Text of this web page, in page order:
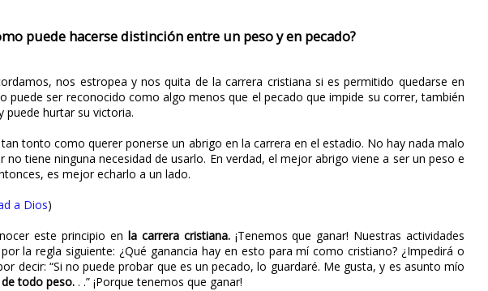
puede hacerse distinción entre un peso y en pecado?
nos estropea y nos quita de la carrera cristiana si es permitido quedarse en
puede ser reconocido como algo menos que el pecado que impide su correr, también
puede hurtar su victoria.
tonto como querer ponerse un abrigo en la carrera en el estadio. No hay nada malo
tiene ninguna necesidad de usarlo. En verdad, el mejor abrigo viene a ser un peso e
es mejor echarlo a un lado.
a Dios)
este principio en la carrera cristiana.¡Tenemos que ganar! Nuestras actividades
la regla siguiente: ¿Qué ganancia hay en esto para mí como cristiano? ¿Impedirá o
decir: “Si no puede probar que es un pecado, lo guardaré. Me gusta, y es asunto mío
todo peso. . .” ¡Porque tenemos que ganar!